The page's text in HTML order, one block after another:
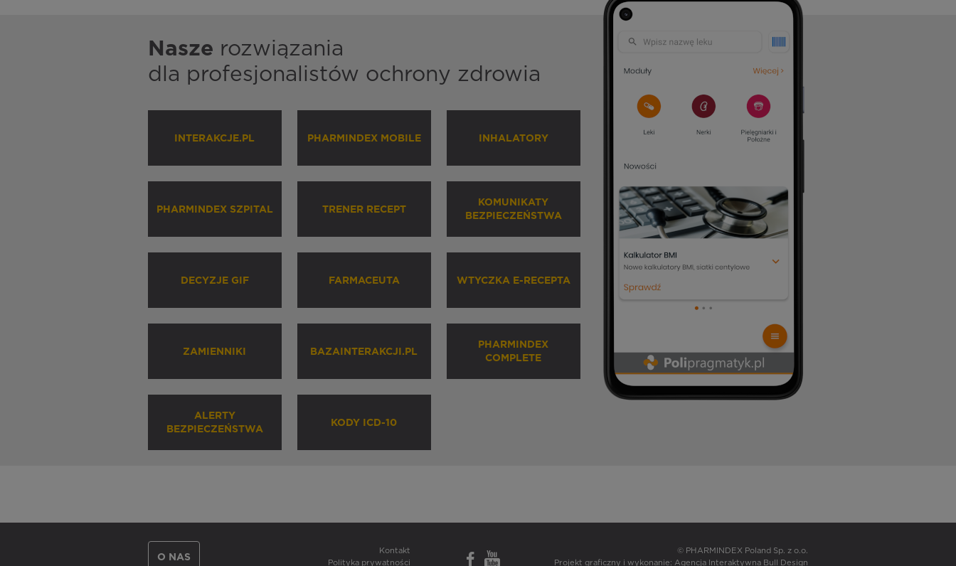
Nasze rozwiązania
dla profesjonalistów ochrony zdrowia
INTERAKCJE.PL PHARMINDEX MOBILE INHALATORY
PHARMINDEX SZPITAL TRENER RECEPT
KOMUNIKATY
BEZPIECZEŃSTWA
DECYZJE GIF FARMACEUTA WTYCZKA E-RECEPTA
ZAMIENNIKI BAZAINTERAKCJI.PL
PHARMINDEX
COMPLETE
ALERTY
BEZPIECZEŃSTWA
KODY ICD-10
O NAS
Kontakt
Polityka prywatności
© PHARMINDEX Poland Sp. z o.o.
Projekt graficzny i wykonanie: Agencja Interaktywna Bull Design